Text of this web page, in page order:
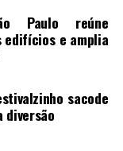
Paulo reúne
edifícios e amplia
sacode
diversão